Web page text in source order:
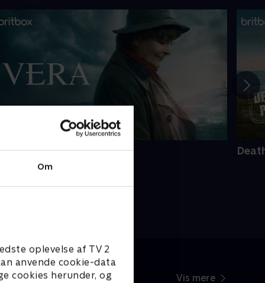
Om
oplevelse af TV 2
anvende cookie-data
cookies herunder, og
Vis mere